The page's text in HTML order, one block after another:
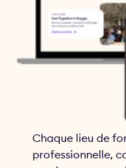
Chaque lieu de
professionnelle,